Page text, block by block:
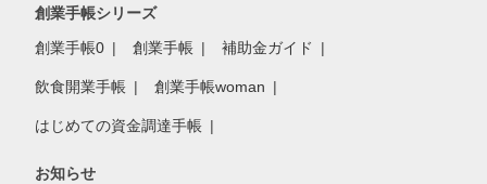
創業手帳シリーズ
創業手帳0 創業手帳 補助金ガイド
飲食開業手帳 創業手帳woman
はじめての資金調達手帳
お知らせ